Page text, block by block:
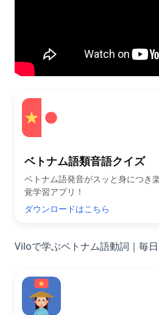
ベトナム語類音語クイズ
ベトナム語発音がスッと身につき
覚学習アプリ！
ダウンロードはこちら
Viloで学ぶベトナム語動詞｜毎